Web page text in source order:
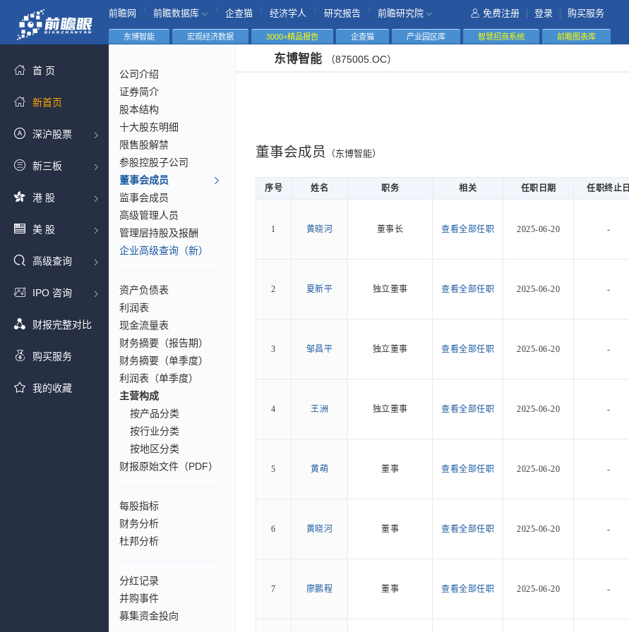
前瞻网 前瞻数据库 企查猫 经济学人 研究报告 前瞻研究院 免费注册 登录 购买服务
首 页
新首页
深沪股票
新三板
港 股
美 股
高级查询
IPO 咨询
财报完整对比
购买服务
我的收藏
东博智能 宏观经济数据 3000+精品报告 企查猫 产业园区库 智慧招商系统 前瞻图表库
公司介绍
证券简介
股本结构
十大股东明细
限售股解禁
参股控股子公司
董事会成员
监事会成员
高级管理人员
管理层持股及报酬
企业高级查询（新）
资产负债表
利润表
现金流量表
财务摘要（报告期）
财务摘要（单季度）
利润表（单季度）
主营构成
按产品分类
按行业分类
按地区分类
财报原始文件（PDF）
每股指标
财务分析
杜邦分析
分红记录
并购事件
募集资金投向
东博智能 （875005.OC）
董事会成员 （东博智能）
序号 姓名 职务 相关 任职日期 任职终止日
1 黄晓河 董事长 查看全部任职 2025-06-20 -
2 夏新平 独立董事 查看全部任职 2025-06-20 -
3 邹昌平 独立董事 查看全部任职 2025-06-20 -
4 王洲 独立董事 查看全部任职 2025-06-20 -
5 黄萌 董事 查看全部任职 2025-06-20 -
6 黄晓河 董事 查看全部任职 2025-06-20 -
7 廖鹏程 董事 查看全部任职 2025-06-20 -